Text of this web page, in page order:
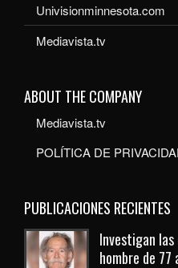
Univisionminnesota.com
Mediavista.tv
ABOUT THE COMPANY
Mediavista.tv
POLÍTICA DE
PUBLICACIONES RECIENTES
Investigan
hombre de